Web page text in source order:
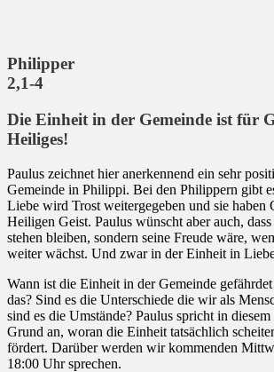
Philipper
2,1-4
Die Einheit in der Gemeinde ist für
Heiliges!
Paulus zeichnet hier anerkennend ein sehr
Gemeinde in Philippi. Bei den Philippern gibt
Liebe wird Trost weitergegeben und sie haben
Heiligen Geist. Paulus wünscht aber auch,
stehen bleiben, sondern seine Freude wäre,
weiter wächst. Und zwar in der Einheit in
Wann ist die Einheit in der Gemeinde
das? Sind es die Unterschiede die wir als
sind es die Umstände? Paulus spricht in
Grund an, woran die Einheit tatsächlich
fördert. Darüber werden wir kommenden
18:00 Uhr sprechen.